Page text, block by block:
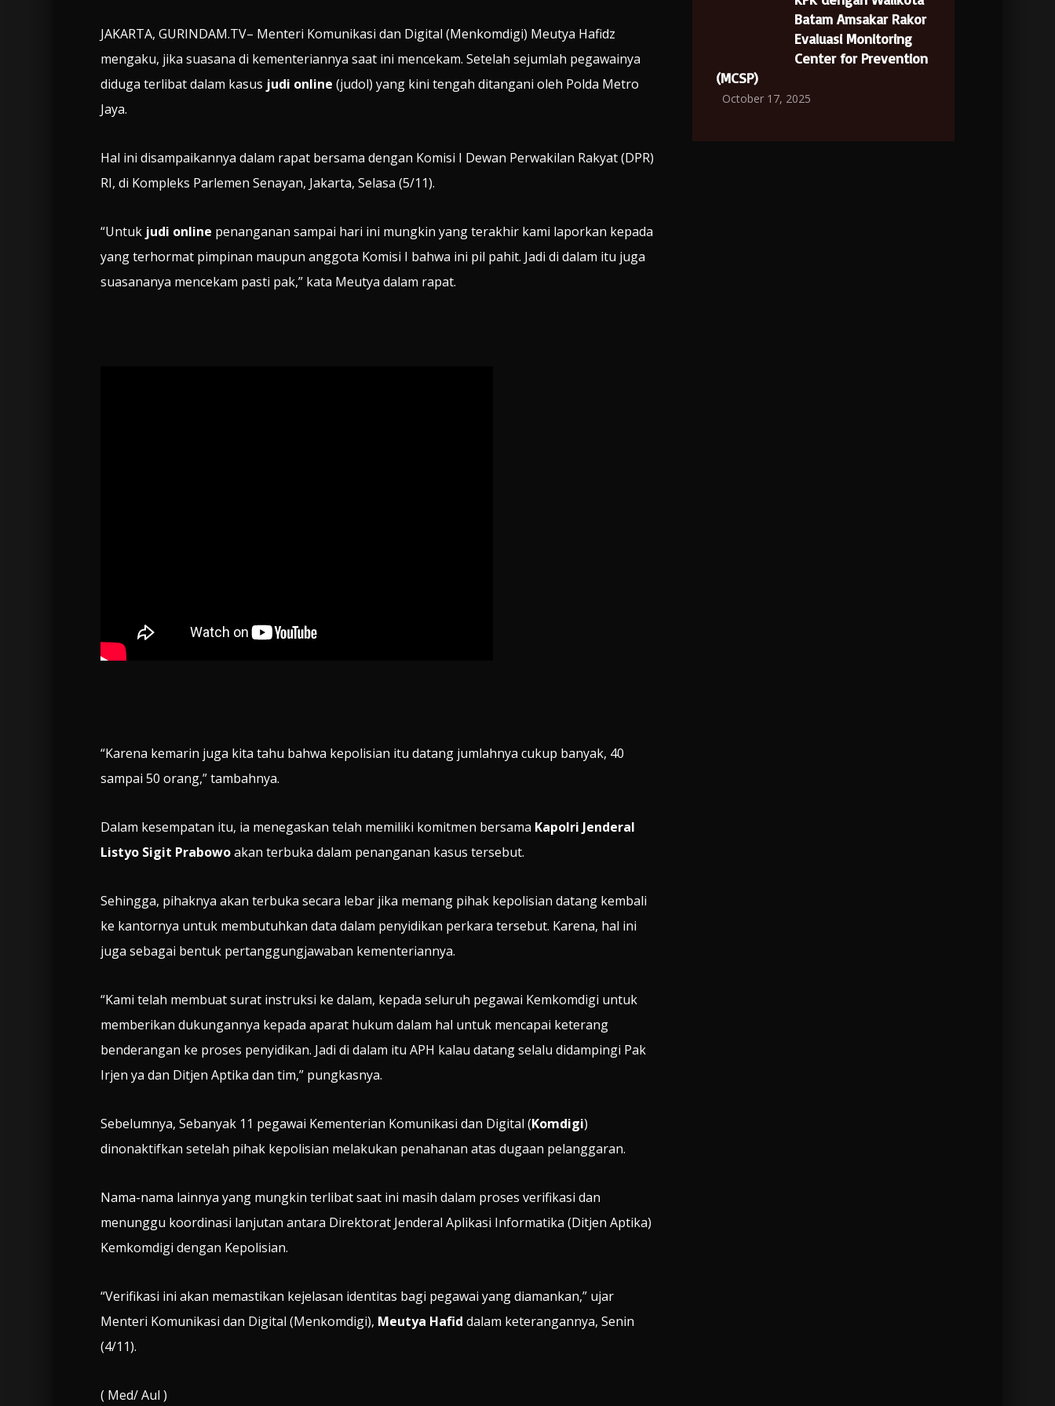
JAKARTA, GURINDAM.TV– Menteri Komunikasi dan Digital (Menkomdigi) Meutya Hafidz
mengaku, jika suasana di kementeriannya saat ini mencekam. Setelah sejumlah pegawainya
diduga terlibat dalam kasus judi online (judol) yang kini tengah ditangani oleh Polda Metro
Jaya.
Hal ini disampaikannya dalam rapat bersama dengan Komisi I Dewan Perwakilan Rakyat (DPR)
RI, di Kompleks Parlemen Senayan, Jakarta, Selasa (5/11).
“Untuk judi online penanganan sampai hari ini mungkin yang terakhir kami laporkan kepada
yang terhormat pimpinan maupun anggota Komisi I bahwa ini pil pahit. Jadi di dalam itu juga
suasananya mencekam pasti pak,” kata Meutya dalam rapat.
“Karena kemarin juga kita tahu bahwa kepolisian itu datang jumlahnya cukup banyak, 40
sampai 50 orang,” tambahnya.
Dalam kesempatan itu, ia menegaskan telah memiliki komitmen bersama Kapolri Jenderal
Listyo Sigit Prabowoakan terbuka dalam penanganan kasus tersebut.
Sehingga, pihaknya akan terbuka secara lebar jika memang pihak kepolisian datang kembali
ke kantornya untuk membutuhkan data dalam penyidikan perkara tersebut. Karena, hal ini
juga sebagai bentuk pertanggungjawaban kementeriannya.
“Kami telah membuat surat instruksi ke dalam, kepada seluruh pegawai Kemkomdigi untuk
memberikan dukungannya kepada aparat hukum dalam hal untuk mencapai keterang
benderangan ke proses penyidikan. Jadi di dalam itu APH kalau datang selalu didampingi Pak
Irjen ya dan Ditjen Aptika dan tim,” pungkasnya.
Sebelumnya, Sebanyak 11 pegawai Kementerian Komunikasi dan Digital (Komdigi)
dinonaktifkan setelah pihak kepolisian melakukan penahanan atas dugaan pelanggaran.
Nama-nama lainnya yang mungkin terlibat saat ini masih dalam proses verifikasi dan
menunggu koordinasi lanjutan antara Direktorat Jenderal Aplikasi Informatika (Ditjen Aptika)
Kemkomdigi dengan Kepolisian.
“Verifikasi ini akan memastikan kejelasan identitas bagi pegawai yang diamankan,” ujar
Menteri Komunikasi dan Digital (Menkomdigi), Meutya Hafid dalam keterangannya, Senin
(4/11).
( Med/ Aul )
Batam Amsakar Rakor
Evaluasi Monitoring
Center for Prevention
(MCSP)
October 17, 2025